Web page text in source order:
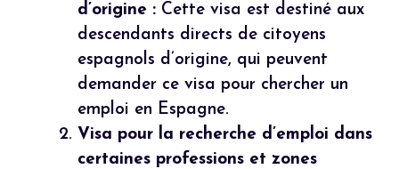
d’origine : Cette visa est destiné aux
descendants directs de citoyens
espagnols d’origine, qui peuvent
demander ce visa pour chercher un
emploi en Espagne.
Visa pour la recherche d’emploi dans
certaines professions et zones